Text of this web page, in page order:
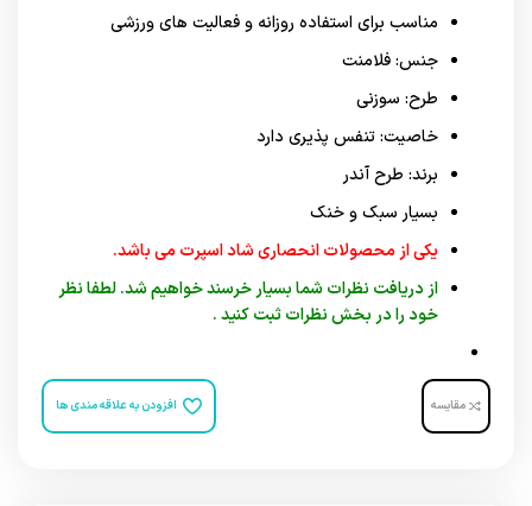
مناسب برای استفاده روزانه و فعالیت های ورزشی
جنس: فلامنت
طرح: سوزنی
خاصیت: تنفس پذیری دارد
برند: طرح آندر
بسیار سبک و خنک
یکی از محصولات انحصاری شاد اسپرت می باشد.
از دریافت نظرات شما بسیار خرسند خواهیم شد. لطفا نظر
خود را در بخش نظرات ثبت کنید .
مقایسه افزودن به علاقه مندی ها